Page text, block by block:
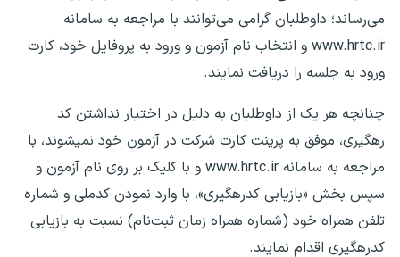
می‌رساند؛ داوطلبان گرامی می‌توانند با مراجعه به سامانه
www.hrtc.ir و انتخاب نام آزمون و ورود به پروفایل خود، کارت
ورود به جلسه را دریافت نمایند.
چنانچه هر یک از داوطلبان به دلیل در اختیار نداشتن کد
رهگیری، موفق به پرینت کارت شرکت در آزمون خود نمیشوند، با
مراجعه به سامانه www.hrtc.ir و با کلیک بر روی نام آزمون و
سپس بخش «بازیابی کدرهگیری»، با وارد نمودن کدملی و شماره
تلفن همراه خود (شماره همراه زمان ثبت‌نام) نسبت به بازیابی
کدرهگیری اقدام نمایند.